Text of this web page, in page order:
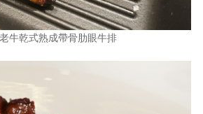
牛乾式熟成帶骨肋眼牛排